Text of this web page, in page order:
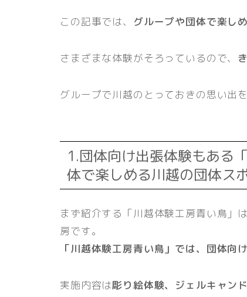
この記事では、 グループや団体で楽し
さまざまな体験がそろっているので、
グループで川越のとっておきの思い出
1.団体向け出張体験もある
体で楽しめる川越の団体ス
まず紹介する「川越体験工房青い鳥」
房です。
「川越体験工房青い鳥」では、団体向
実施内容は彫り絵体験、ジェルキャン